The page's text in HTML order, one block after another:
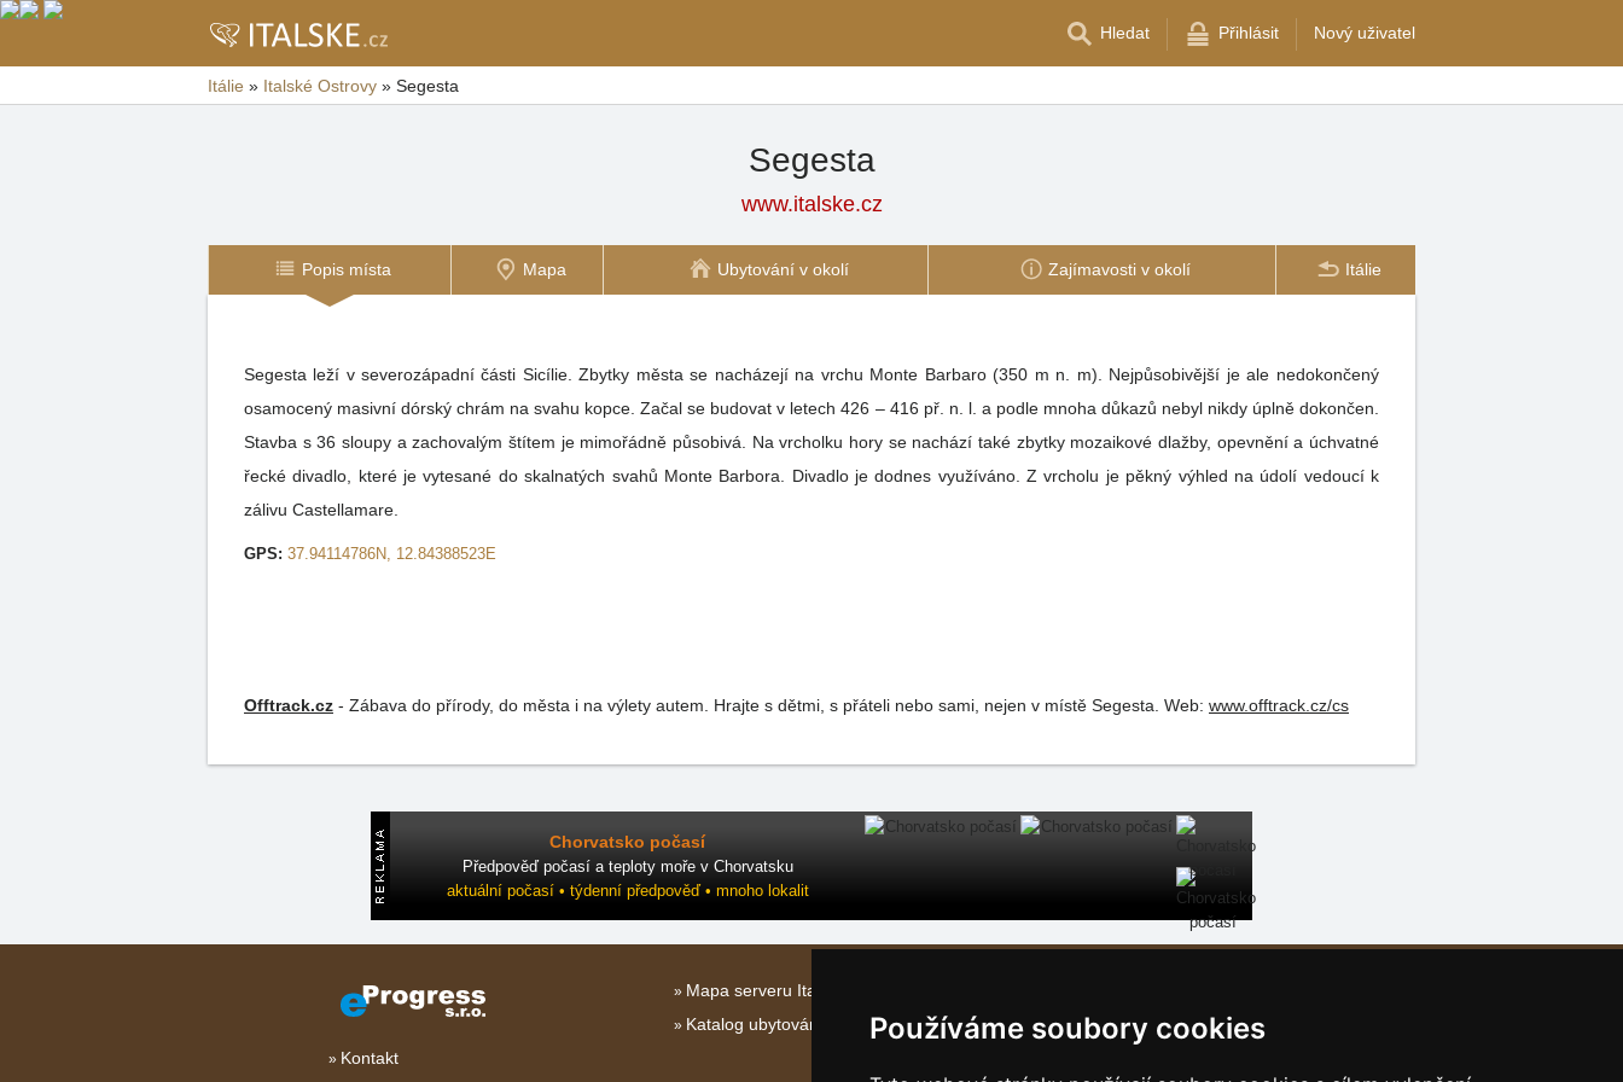
Používáme soubory cookies
Hledat Přihlásit Nový uživatel
Itálie » Italské Ostrovy » Segesta
Segesta
www.italske.cz
Popis místa Mapa Ubytování v okolí Zajímavosti v okolí Itálie
Segesta leží v severozápadní části Sicílie. Zbytky města se nacházejí na vrchu Monte Barbaro (350 m n. m). Nejpůsobivější je ale nedokončený
osamocený masivní dórský chrám na svahu kopce. Začal se budovat v letech 426 – 416 př. n. l. a podle mnoha důkazů nebyl nikdy úplně dokončen.
Stavba s 36 sloupy a zachovalým štítem je mimořádně působivá. Na vrcholku hory se nachází také zbytky mozaikové dlažby, opevnění a úchvatné
řecké divadlo, které je vytesané do skalnatých svahů Monte Barbora. Divadlo je dodnes využíváno. Z vrcholu je pěkný výhled na údolí vedoucí k
zálivu Castellamare.
GPS: 37.94114786N, 12.84388523E
Offtrack.cz - Zábava do přírody, do města i na výlety autem. Hrajte s dětmi, s přáteli nebo sami, nejen v místě Segesta. Web: www.offtrack.cz/cs
Chorvatsko počasí
Předpověď počasí a teploty moře v Chorvatsku
aktuální počasí • týdenní předpověď • mnoho lokalit
Kontakt
Mapa serveru Italské Ostrovy
Katalog ubytování
České hory